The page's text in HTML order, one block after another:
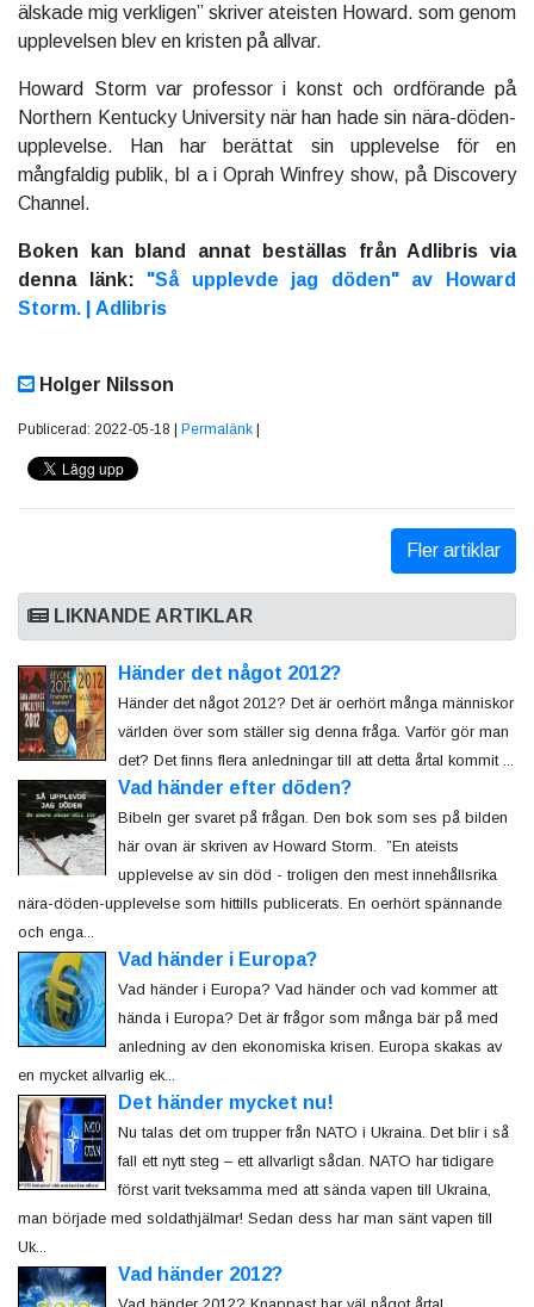
älskade mig verkligen” skriver ateisten Howard. som genom
upplevelsen blev en kristen på allvar.
Howard Storm var professor i konst och ordförande på
Northern Kentucky University när han hade sin nära-döden-
upplevelse. Han har berättat sin upplevelse för en
mångfaldig publik, bl a i Oprah Winfrey show, på Discovery
Channel.
Boken kan bland annat beställas från Adlibris via
denna länk: "Så upplevde jag döden" av Howard
Storm. | Adlibris
Holger Nilsson
Publicerad: 2022-05-18 | Permalänk |
Fler artiklar
LIKNANDE ARTIKLAR
Händer det något 2012?
Händer det något 2012? Det är oerhört många människor
världen över som ställer sig denna fråga. Varför gör man
det? Det finns flera anledningar till att detta årtal kommit ...
Vad händer efter döden?
Bibeln ger svaret på frågan. Den bok som ses på bilden
här ovan är skriven av Howard Storm. ”En ateists
upplevelse av sin död - troligen den mest innehållsrika
nära-döden-upplevelse som hittills publicerats. En oerhört spännande
och enga...
Vad händer i Europa?
Vad händer i Europa? Vad händer och vad kommer att
hända i Europa? Det är frågor som många bär på med
anledning av den ekonomiska krisen. Europa skakas av
en mycket allvarlig ek...
Det händer mycket nu!
Nu talas det om trupper från NATO i Ukraina. Det blir i så
fall ett nytt steg – ett allvarligt sådan. NATO har tidigare
först varit tveksamma med att sända vapen till Ukraina,
man började med soldathjälmar! Sedan dess har man sänt vapen till
Uk...
Vad händer 2012?